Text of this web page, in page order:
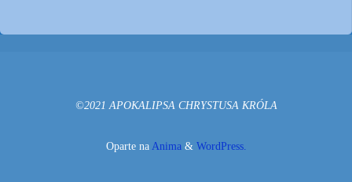
©2021 APOKALIPSA CHRYSTUSA KRÓLA
Oparte naAnima & WordPress.